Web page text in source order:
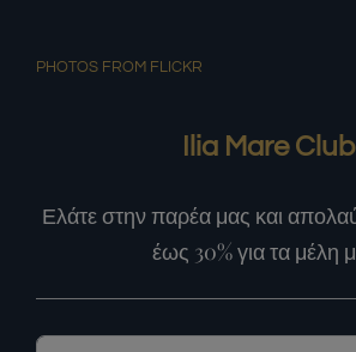
PHOTOS FROM FLICKR
Ilia Mare Club
Ελάτε στην παρέα μας και
έως 30% για τα μέλη